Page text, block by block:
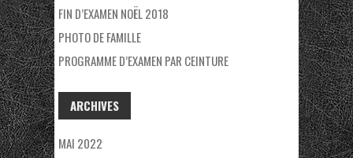
FIN D’EXAMEN NOËL 2018
PHOTO DE FAMILLE
PROGRAMME D’EXAMEN PAR CEINTURE
ARCHIVES
MAI 2022